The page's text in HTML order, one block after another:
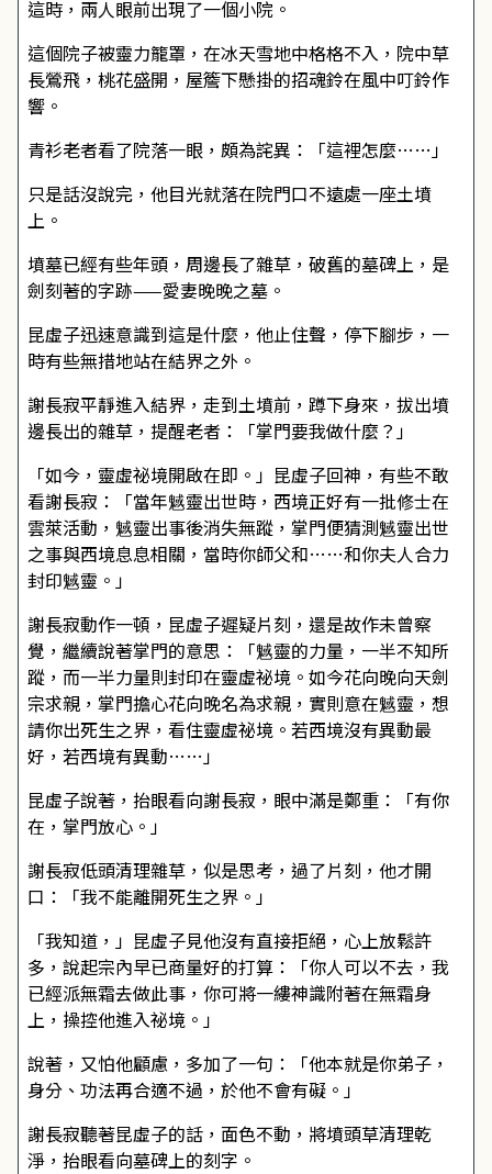
這時，兩人眼前出現了一個小院。
這個院子被靈力籠罩，在冰天雪地中格格不入，院中草
長鶯飛，桃花盛開，屋簷下懸掛的招魂鈴在風中叮鈴作
響。
青衫老者看了院落一眼，頗為詫異：「這裡怎麼……」
只是話沒說完，他目光就落在院門口不遠處一座土墳
上。
墳墓已經有些年頭，周邊長了雜草，破舊的墓碑上，是
劍刻著的字跡——愛妻晚晚之墓。
昆虛子迅速意識到這是什麼，他止住聲，停下腳步，一
時有些無措地站在結界之外。
謝長寂平靜進入結界，走到土墳前，蹲下身來，拔出墳
邊長出的雜草，提醒老者：「掌門要我做什麼？」
「如今，靈虛祕境開啟在即。」昆虛子回神，有些不敢
看謝長寂：「當年魊靈出世時，西境正好有一批修士在
雲萊活動，魊靈出事後消失無蹤，掌門便猜測魊靈出世
之事與西境息息相關，當時你師父和……和你夫人合力
封印魊靈。」
謝長寂動作一頓，昆虛子遲疑片刻，還是故作未曾察
覺，繼續說著掌門的意思：「魊靈的力量，一半不知所
蹤，而一半力量則封印在靈虛祕境。如今花向晚向天劍
宗求親，掌門擔心花向晚名為求親，實則意在魊靈，想
請你出死生之界，看住靈虛祕境。若西境沒有異動最
好，若西境有異動……」
昆虛子說著，抬眼看向謝長寂，眼中滿是鄭重：「有你
在，掌門放心。」
謝長寂低頭清理雜草，似是思考，過了片刻，他才開
口：「我不能離開死生之界。」
「我知道，」昆虛子見他沒有直接拒絕，心上放鬆許
多，說起宗內早已商量好的打算：「你人可以不去，我
已經派無霜去做此事，你可將一縷神識附著在無霜身
上，操控他進入祕境。」
說著，又怕他顧慮，多加了一句：「他本就是你弟子，
身分、功法再合適不過，於他不會有礙。」
謝長寂聽著昆虛子的話，面色不動，將墳頭草清理乾
淨，抬眼看向墓碑上的刻字。